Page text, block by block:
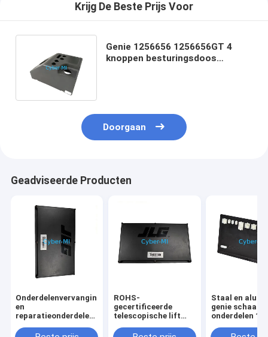
Krijg De Beste Prijs Voor
Genie 1256656 1256656GT 4
knoppen besturingsdoos
Doorgaan
Geadviseerde Producten
Onderdelenvervanging
en
reparatieonderdelen
schaarlift,
ROHS-
gecertificeerde
telescopische lift
uitrustingsonderdelen
Staal en
genie schaar
onderdelen
industriële